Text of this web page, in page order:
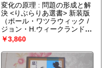
変化の原理 : 問題の形成と解
決 <りぶらりあ選書> 新装版
（ポール・ワツラウィック /
ジョン・H.ウィークランド /
リチャード・フィッシュ (著)
長谷川 啓三 (訳)）
￥3,860